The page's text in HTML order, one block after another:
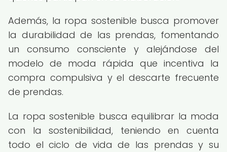
Además, la ropa sostenible busca promover
la durabilidad de las prendas, fomentando
un consumo consciente y alejándose del
modelo de moda rápida que incentiva la
compra compulsiva y el descarte frecuente
de prendas.
La ropa sostenible busca equilibrar la moda
con la sostenibilidad, teniendo en cuenta
todo el ciclo de vida de las prendas y su